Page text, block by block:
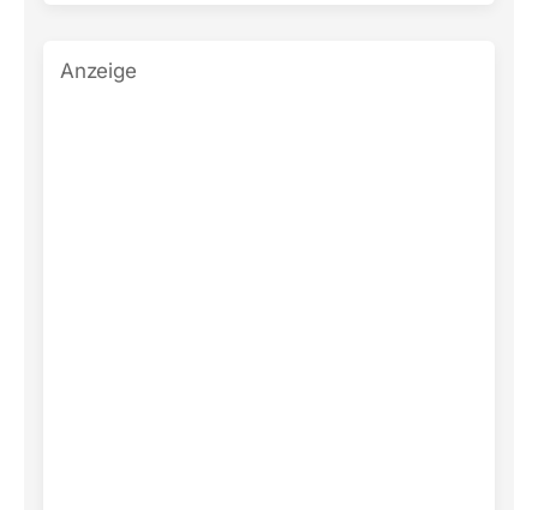
Anzeige